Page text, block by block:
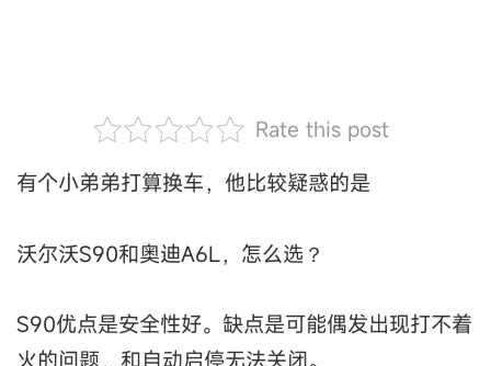
Rate this post
有个小弟弟打算换车，他比较疑惑的是
沃尔沃S90和奥迪A6L，怎么选？
S90优点是安全性好。缺点是可能偶发出现打不着
火的问题，和自动启停无法关闭。